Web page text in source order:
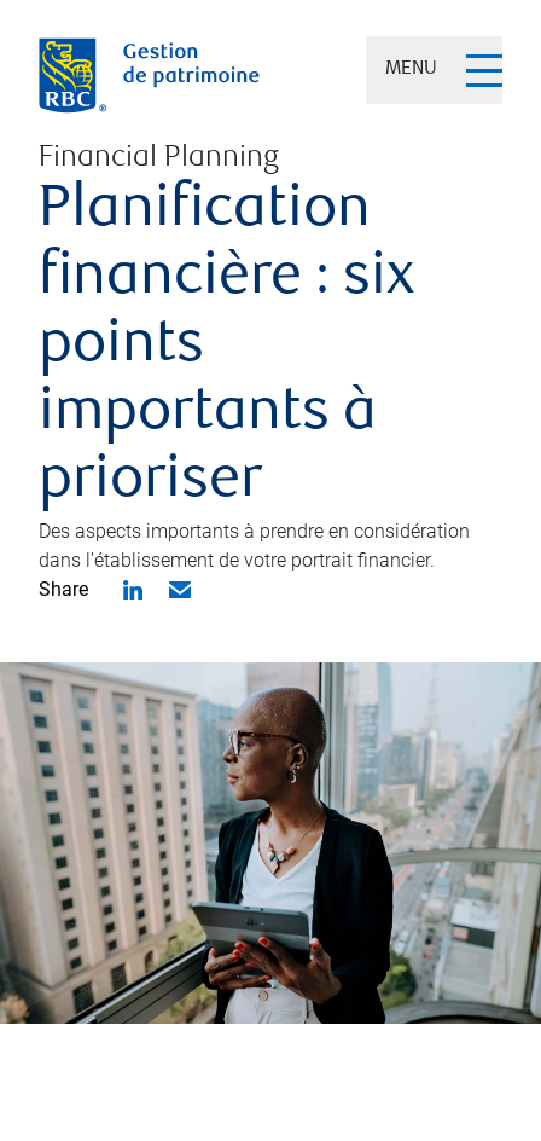
MENU
Financial Planning
Planification
financière : six
points
importants à
prioriser
Des aspects importants à prendre en considération
dans l’établissement de votre portrait financier.
Share